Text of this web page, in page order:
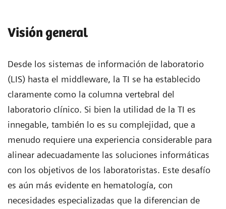
Visión general
Desde los sistemas de información de laboratorio
(LIS) hasta el middleware, la TI se ha establecido
claramente como la columna vertebral del
laboratorio clínico. Si bien la utilidad de la TI es
innegable, también lo es su complejidad, que a
menudo requiere una experiencia considerable para
alinear adecuadamente las soluciones informáticas
con los objetivos de los laboratoristas. Este desafío
es aún más evidente en hematología, con
necesidades especializadas que la diferencian de